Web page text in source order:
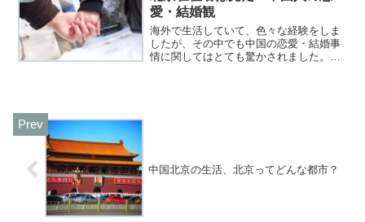
愛・結婚観
海外で生活していて、色々な経験をしま
したが、その中でも中国の恋愛・結婚事
情に関してはとても驚かされました。国
中国北京の生活、北京ってどんな都市？